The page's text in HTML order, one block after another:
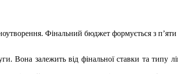
Фінальний бюджет формується з
Вона залежить від фінальної ставки та типу